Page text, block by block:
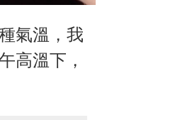
氣溫，我
高溫下，